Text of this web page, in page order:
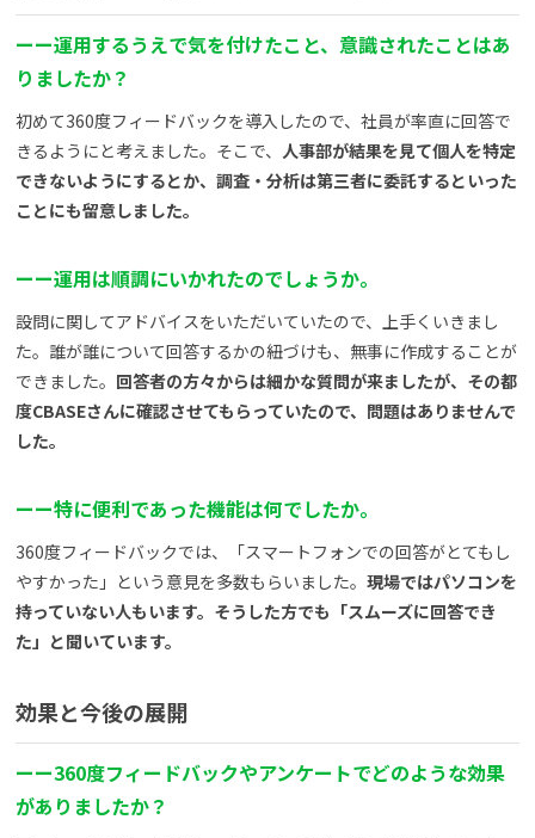
ーー運用するうえで気を付けたこと、意識されたことはあ
りましたか？
初めて360度フィードバックを導入したので、社員が率直に回答で
きるようにと考えました。そこで、 人事部が結果を見て個人を特定
できないようにするとか、調査・分析は第三者に委託するといった
ことにも留意しました。
ーー運用は順調にいかれたのでしょうか。
設問に関してアドバイスをいただいていたので、上手くいきまし
た。誰が誰について回答するかの紐づけも、無事に作成することが
できました。 回答者の方々からは細かな質問が来ましたが、その都
度CBASEさんに確認させてもらっていたので、問題はありませんで
した。
ーー特に便利であった機能は何でしたか。
360度フィードバックでは、「スマートフォンでの回答がとてもし
やすかった」という意見を多数もらいました。 現場ではパソコンを
持っていない人もいます。そうした方でも「スムーズに回答でき
た」と聞いています。
効果と今後の展開
ーー360度フィードバックやアンケートでどのような効果
がありましたか？